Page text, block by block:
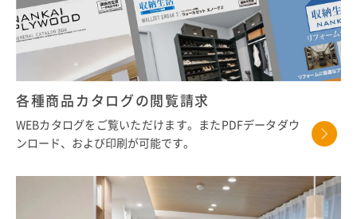
各種商品カタログの閲覧請求
WEBカタログをご覧いただけます。またPDFデータダウ
ンロード、および印刷が可能です。